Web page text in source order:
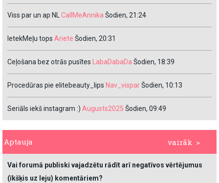
Viss par un ap NLCallMeAnnika Šodien, 21:24
IetekMeļu tops Ariete Šodien, 20:31
Ceļošana bez otrās pusītes LabaDabaDa Šodien, 18:39
Procedūras pie elitebeauty_lips Nav_visparŠodien, 10:13
Seriāls iekš instagram :) Augusts2025 Šodien, 09:49
vairāk >
Aptauja
Vai forumā publiski vajadzētu rādīt arī negatīvos vērtējumus
(īkšķis uz leju) komentāriem?